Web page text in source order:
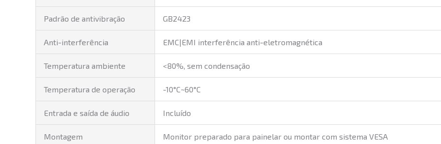
Padrão de antivibração GB2423
Anti-interferência EMC|EMI interferência anti-eletromagnética
Temperatura ambiente <80%, sem condensação
Temperatura de operação -10°C~60°C
Entrada e saída de áudio Incluído
Montagem Monitor preparado para painelar ou montar com sistema VESA